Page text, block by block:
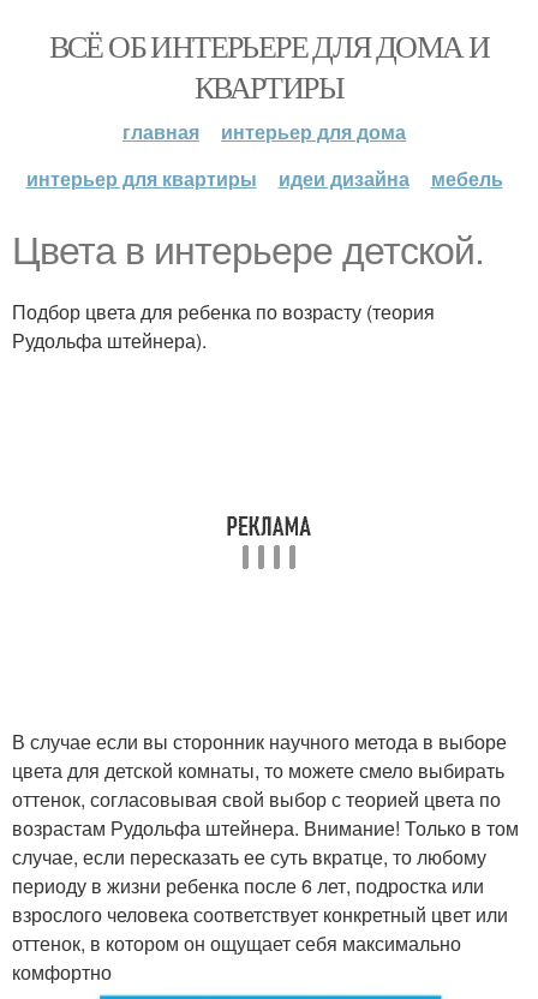
ВСЁ ОБ ИНТЕРЬЕРЕ ДЛЯ ДОМА И
КВАРТИРЫ
главная
интерьер для дома
интерьер для квартиры
идеи дизайна мебель
Цвета в интерьере детской.
Подбор цвета для ребенка по возрасту (теория
Рудольфа штейнера).
В случае если вы сторонник научного метода в выборе
цвета для детской комнаты, то можете смело выбирать
оттенок, согласовывая свой выбор с теорией цвета по
возрастам Рудольфа штейнера. Внимание! Только в том
случае, если пересказать ее суть вкратце, то любому
периоду в жизни ребенка после 6 лет, подростка или
взрослого человека соответствует конкретный цвет или
оттенок, в котором он ощущает себя максимально
комфортно